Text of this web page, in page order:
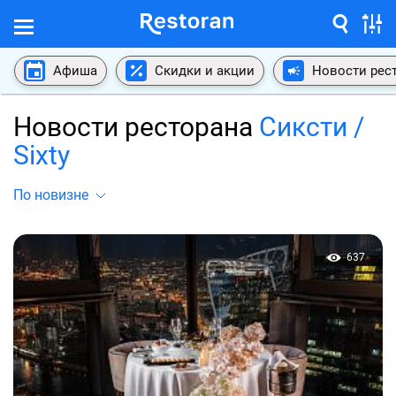
Афиша Скидки и акции Новости
Новости ресторана Сиксти /
Sixty
По новизне
637